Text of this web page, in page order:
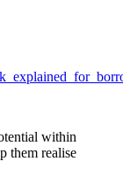
within
them realise